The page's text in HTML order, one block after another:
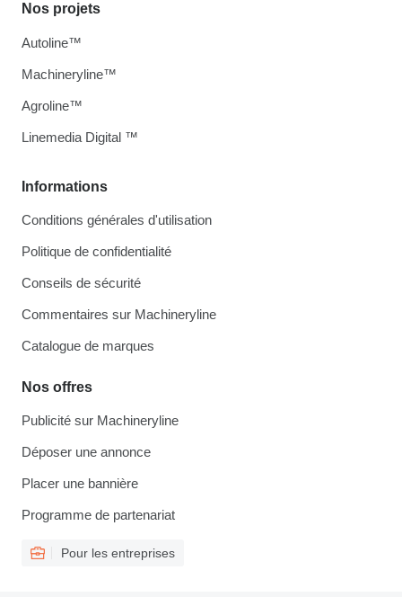
Informations
Conditions générales d'utilisation
Politique de confidentialité
Conseils de sécurité
Commentaires sur Machineryline
Catalogue de marques
Nos offres
Publicité sur Machineryline
Déposer une annonce
Placer une bannière
Programme de partenariat
Pour les entreprises
Nos projets
Autoline™
Machineryline™
Agroline™
Linemedia Digital ™